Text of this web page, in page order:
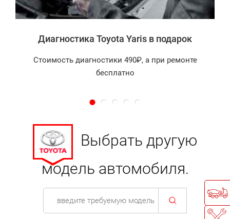
Диагностика Toyota Yaris в подарок
Стоимость диагностики 490₽, а при ремонте
бесплатно
Выбрать другую
модель автомобиля.